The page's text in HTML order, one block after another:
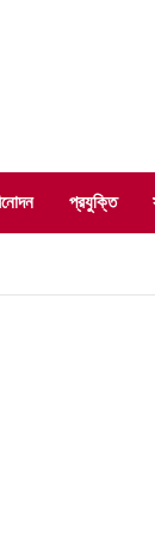
প্রযুক্তি